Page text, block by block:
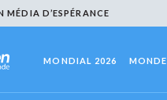
MÉDIA D’ESPÉRANCE
MONDIAL 2026 MONDE